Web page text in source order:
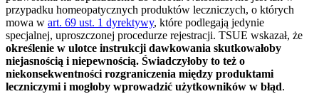
przypadku homeopatycznych produktów leczniczych, o których
mowa w art. 69 ust. 1 dyrektywy, które podlegają jedynie
specjalnej, uproszczonej procedurze rejestracji. TSUE wskazał, że
określenie w ulotce instrukcji dawkowania skutkowałoby
niejasnością i niepewnością. Świadczyłoby to też o
niekonsekwentności rozgraniczenia między produktami
leczniczymi i mogłoby wprowadzić użytkowników w błąd.